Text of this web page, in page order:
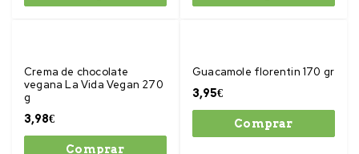
Crema de chocolate
vegana La Vida Vegan 270
g
3,98€
Comprar
Guacamole florentin 170 gr
3,95€
Comprar